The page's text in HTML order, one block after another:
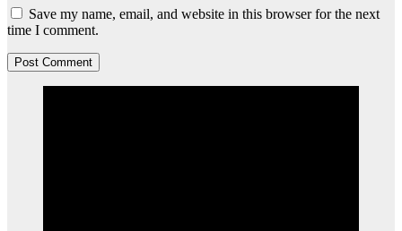
Save my name, email, and website in this browser for the next
time I comment.